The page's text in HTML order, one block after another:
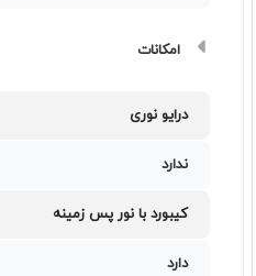
امکانات
درایو نوری
ندارد
کیبورد با نور پس زمینه
دارد